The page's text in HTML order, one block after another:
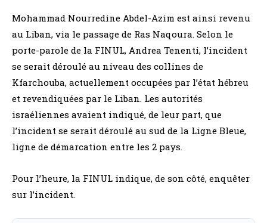
Mohammad Nourredine Abdel-Azim est ainsi revenu
au Liban, via le passage de Ras Naqoura. Selon le
porte-parole de la FINUL, Andrea Tenenti, l’incident
se serait déroulé au niveau des collines de
Kfarchouba, actuellement occupées par l’état hébreu
et revendiquées par le Liban. Les autorités
israéliennes avaient indiqué, de leur part, que
l’incident se serait déroulé au sud de la Ligne Bleue,
ligne de démarcation entre les 2 pays.
Pour l’heure, la FINUL indique, de son côté, enquêter
sur l’incident.